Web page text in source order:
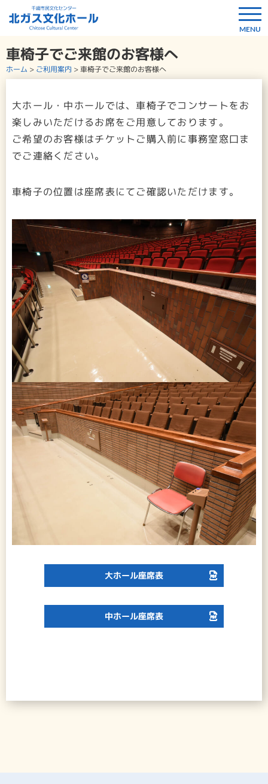
車椅子でご来館のお客様へ
ホーム > ご利用案内 >車椅子でご来館のお客様へ
大ホール・中ホールでは、車椅子でコンサートをお
楽しみいただけるお席をご用意しております。
ご希望のお客様はチケットご購入前に事務室窓口ま
でご連絡ください。
車椅子の位置は座席表にてご確認いただけます。
大ホール座席表
中ホール座席表